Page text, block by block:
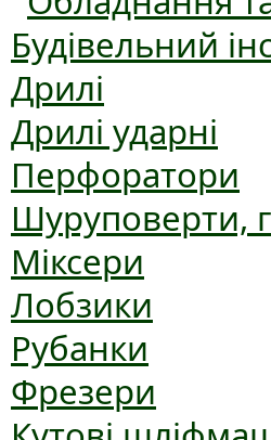
Будівельний
Дрилі
Дрилі ударні
Перфоратори
Шуруповерти,
Міксери
Лобзики
Рубанки
Фрезери